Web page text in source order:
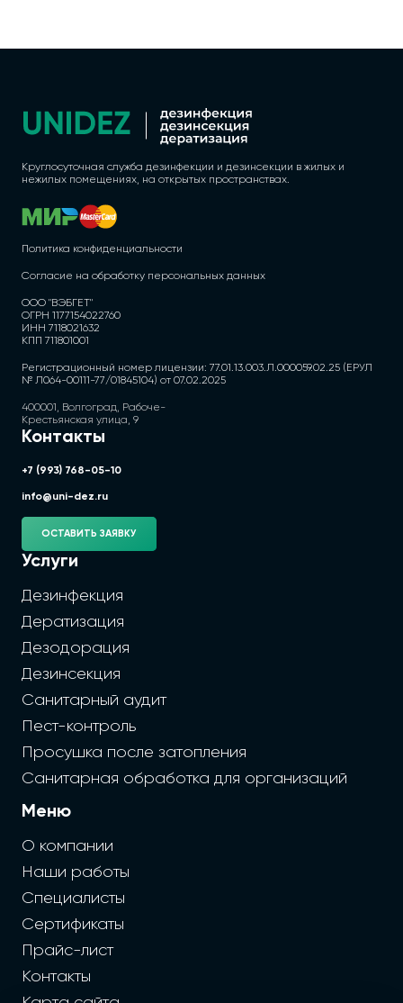
Круглосуточная служба дезинфекции и дезинсекции в жилых и
нежилых помещениях, на открытых пространствах.
Политика конфиденциальности
Согласие на обработку персональных данных
ООО "ВЭБГЕТ"
ОГРН 1177154022760
ИНН 7118021632
КПП 711801001
Регистрационный номер лицензии: 77.01.13.003.Л.000059.02.25 (ЕРУЛ
№ Л064-00111-77/01845104) от 07.02.2025
400001, Волгоград, Рабоче-
Крестьянская улица, 9
Контакты
+7 (993) 768-05-10
info@uni-dez.ru
ОСТАВИТЬ ЗАЯВКУ
Услуги
Дезинфекция
Дератизация
Дезодорация
Дезинсекция
Санитарный аудит
Пест-контроль
Просушка после затопления
Санитарная обработка для организаций
Меню
О компании
Наши работы
Специалисты
Сертификаты
Прайс-лист
Контакты